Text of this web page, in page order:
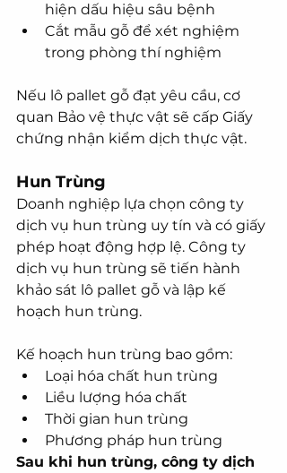
hiện dấu hiệu sâu bệnh
Cắt mẫu gỗ để xét nghiệm
trong phòng thí nghiệm
Nếu lô pallet gỗ đạt yêu cầu, cơ
quan Bảo vệ thực vật sẽ cấp Giấy
chứng nhận kiểm dịch thực vật.
Hun Trùng
Doanh nghiệp lựa chọn công ty
dịch vụ hun trùng uy tín và có giấy
phép hoạt động hợp lệ. Công ty
dịch vụ hun trùng sẽ tiến hành
khảo sát lô pallet gỗ và lập kế
hoạch hun trùng.
Kế hoạch hun trùng bao gồm:
Loại hóa chất hun trùng
Liều lượng hóa chất
Thời gian hun trùng
Phương pháp hun trùng
Sau khi hun trùng, công ty dịch